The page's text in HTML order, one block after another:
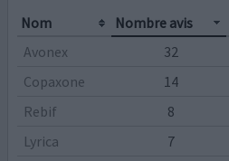
Nom Nombre avis
Avonex
32
Copaxone
14
Rebif
8
Lyrica
7